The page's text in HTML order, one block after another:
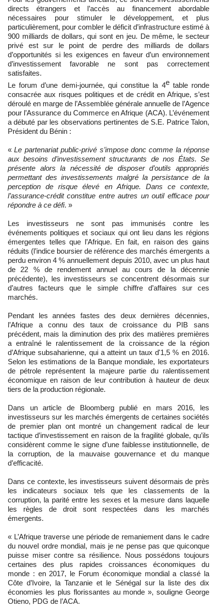
directs étrangers et l’accès au financement abordable
nécessaires pour stimuler le développement, et plus
particulièrement, pour combler le déficit d’infrastructure estimé à
900 milliards de dollars, qui sont en jeu. De même, le secteur
privé est sur le point de perdre des milliards de dollars
d’opportunités si les exigences en faveur d’un environnement
d’investissement favorable ne sont pas correctement
satisfaites.
Le forum d’une demi-journée, qui constitue la 4etable ronde
consacrée aux risques politiques et de crédit en Afrique, s’est
déroulé en marge de l’Assemblée générale annuelle de l’Agence
pour l’Assurance du Commerce en Afrique (ACA). L’événement
a débuté par les observations pertinentes de S.E. Patrice Talon,
Président du Bénin :
«Le partenariat public-privé s’impose donc comme la réponse
aux besoins d’investissement structurants de nos États. Se
présente alors la nécessité de disposer d’outils appropriés
permettant des investissements malgré la persistance de la
perception de risque élevé en Afrique. Dans ce contexte,
l’assurance-crédit constitue entre autres un outil efficace pour
répondre à ce défi. »
Les investisseurs ne sont pas immunisés contre les
événements politiques et sociaux qui ont lieu dans les régions
émergentes telles que l’Afrique. En fait, en raison des gains
réduits (l’indice boursier de référence des marchés émergents a
perdu environ 4 % annuellement depuis 2010, avec un plus haut
de 22 % de rendement annuel au cours de la décennie
précédente), les investisseurs se concentrent désormais sur
d’autres facteurs que le simple chiffre d’affaires sur ces
marchés.
Pendant les années fastes des deux dernières décennies,
l’Afrique a connu des taux de croissance du PIB sans
précédent, mais la diminution des prix des matières premières
a entraîné le ralentissement de la croissance de la région
d’Afrique subsaharienne, qui a atteint un taux d'1,5 % en 2016.
Selon les estimations de la Banque mondiale, les exportateurs
de pétrole représentent la majeure partie du ralentissement
économique en raison de leur contribution à hauteur de deux
tiers de la production régionale.
Dans un article de Bloomberg publié en mars 2016, les
investisseurs sur les marchés émergents de certaines sociétés
de premier plan ont montré un changement radical de leur
tactique d’investissement en raison de la fragilité globale, qu’ils
considèrent comme le signe d’une faiblesse institutionnelle, de
la corruption, de la mauvaise gouvernance et du manque
d’efficacité.
Dans ce contexte, les investisseurs suivent désormais de près
les indicateurs sociaux tels que les classements de la
corruption, la parité entre les sexes et la mesure dans laquelle
les règles de droit sont respectées dans les marchés
émergents.
« L’Afrique traverse une période de remaniement dans le cadre
du nouvel ordre mondial, mais je ne pense pas que quiconque
puisse miser contre sa résilience. Nous possédons toujours
certaines des plus rapides croissances économiques du
monde : en 2017, le Forum économique mondial a classé la
Côte d’Ivoire, la Tanzanie et le Sénégal sur la liste des dix
économies les plus florissantes au monde », souligne George
Otieno, PDG de l’ACA.